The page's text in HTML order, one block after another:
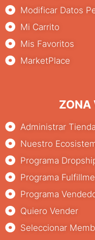
Modificar Datos
Mi Carrito
Mis Favoritos
MarketPlace
ZONA
Administrar Tienda
Nuestro
Programa
Programa
Programa
Quiero Vender
Seleccionar